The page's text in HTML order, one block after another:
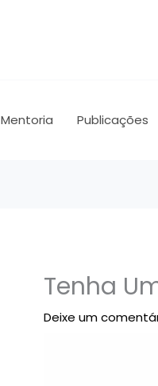
Mentoria Publicações
Tenha
Deixe um